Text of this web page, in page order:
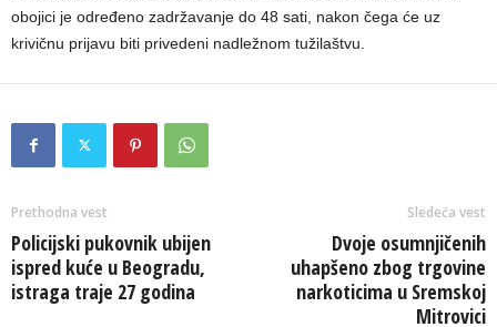
obojici je određeno zadržavanje do 48 sati, nakon čega će uz
krivičnu prijavu biti privedeni nadležnom tužilaštvu.
Prethodna vest
Policijski pukovnik ubijen
ispred kuće u Beogradu,
istraga traje 27 godina
Sledeća vest
Dvoje osumnjičenih
uhapšeno zbog trgovine
narkoticima u Sremskoj
Mitrovici